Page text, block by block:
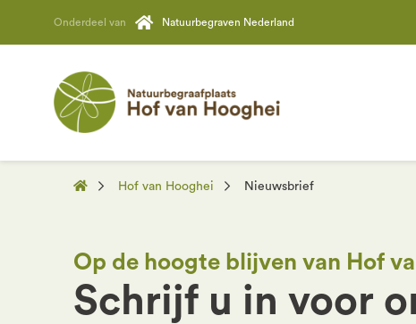
Onderdeel van Natuurbegraven Nederland
Hof van Hooghei Nieuwsbrief
Op de hoogte blijven van Hof
Schrijf u in voor